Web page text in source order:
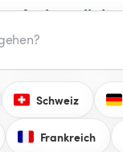
für
finden
Schweiz
Frankreich